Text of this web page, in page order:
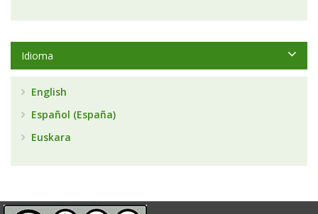
Idioma
English
Español (España)
Euskara